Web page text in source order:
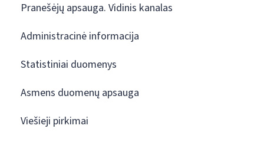
Pranešėjų apsauga. Vidinis kanalas
Administracinė informacija
Statistiniai duomenys
Asmens duomenų apsauga
Viešieji pirkimai